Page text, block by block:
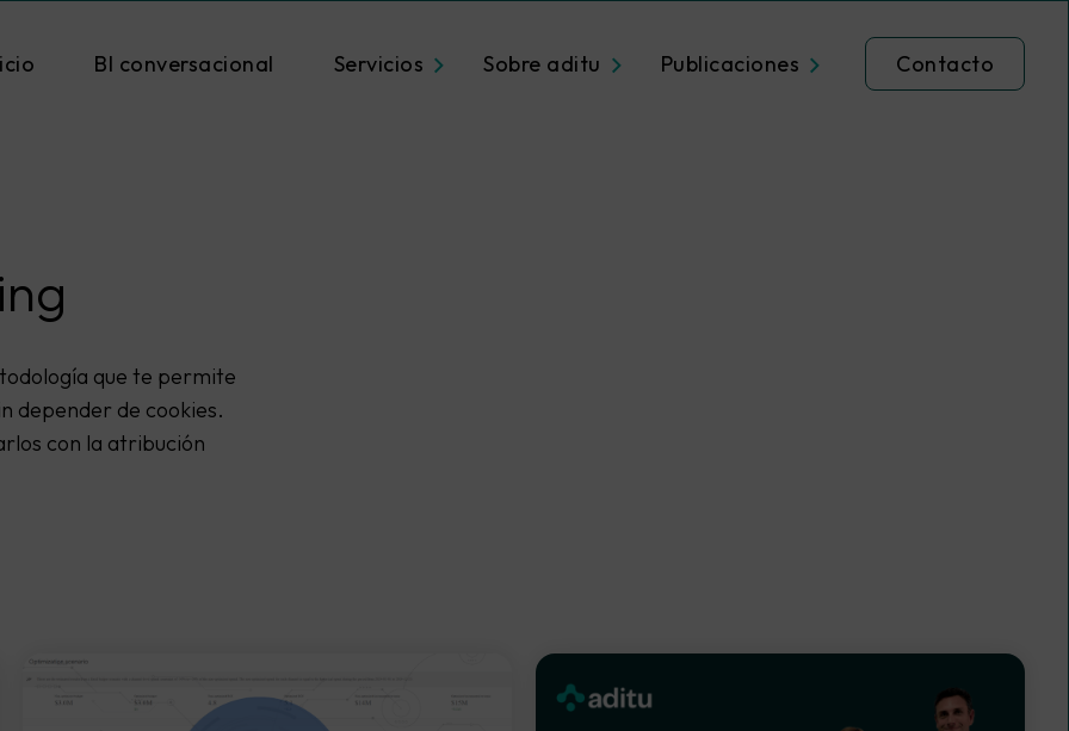
BI conversacional Servicios Sobre aditu Publicaciones Contacto
que te permite
depender de cookies.
con la atribución